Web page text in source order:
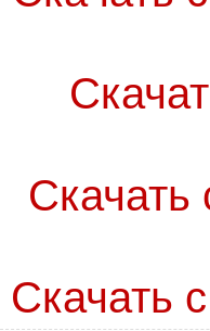
Скачать
Скачать